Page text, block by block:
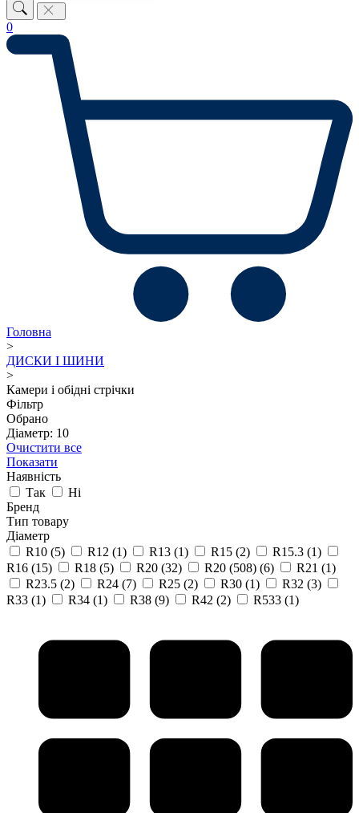
0
Головна
>
ДИСКИ І ШИНИ
>
Камери і обідні стрічки
Фільтр
Обрано
Діаметр: 10
Очистити все
Показати
Наявність
Так
Ні
Бренд
Тип товару
Діаметр
R10 (5) R12 (1) R13 (1) R15 (2) R15.3 (1)
R16 (15) R18 (5) R20 (32) R20 (508) (6) R21 (1)
R23.5 (2) R24 (7) R25 (2) R30 (1) R32 (3)
R33 (1) R34 (1) R38 (9) R42 (2) R533 (1)